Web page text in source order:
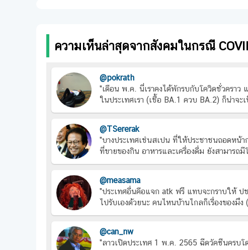
ความเห็นล่าสุดจากสังคมในกรณี
@pokrath
"เดือน พ.ค. นี่เราคงได้พักรบกับโควิดชั่วคราว
ในประเทศเรา (เชื้อ BA.1 ควบ BA.2) ก็น่าจ
@TSererak
"บางประเทศเช่นสเปน ที่ให้ประชาชนถอดหน้
ที่ขายของกิน อาหารและเครื่องดื่ม ยังสามารถ
@measama
"ประเทศอื่นคือแจก atk ฟรี แทบจะกราบให้ ป
ไปรับเองด้วยนะ คนไหนบ้านไกลก็เรื่องของมึ
@can_nw
"ลาวเปิดประเทศ 1 พ.ค. 2565 ฉีดวัคซีนครบ